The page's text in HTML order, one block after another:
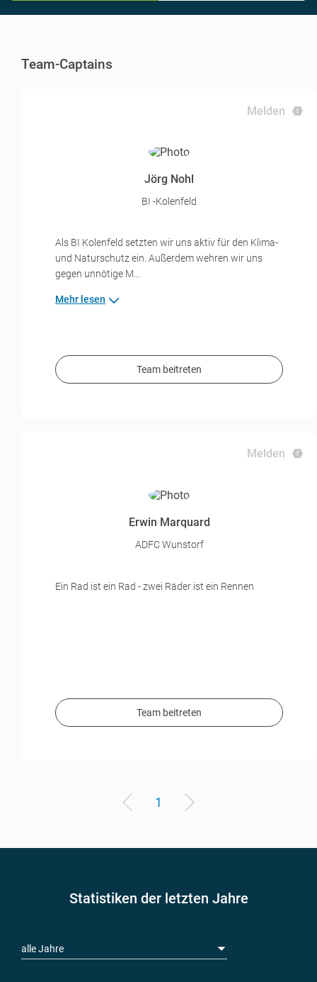
Team-Captains
Melden
Jörg Nohl
BI -Kolenfeld
Als BI Kolenfeld setzten wir uns aktiv für den Klima-
und Naturschutz ein. Außerdem wehren wir uns
gegen unnötige M...
Mehr lesen
Team beitreten
Melden
Erwin Marquard
ADFC Wunstorf
Ein Rad ist ein Rad - zwei Räder ist ein Rennen
Team beitreten
1
Statistiken der letzten Jahre
alle Jahre